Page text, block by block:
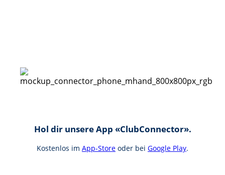
Hol dir unsere App «ClubConnector».
Kostenlos im App-Store oder bei Google Play.